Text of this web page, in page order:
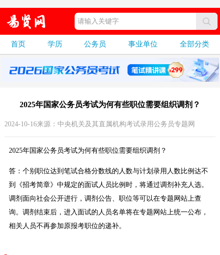
首页 学历 公务员 事业单位 全部分类
2025年国家公务员考试为何有些职位需要组织调剂？
2024-10-16来源：中央机关及其直属机构考试录用公务员专题网
2025年国家公务员考试为何有些职位需要组织调剂？
答：个别职位达到笔试合格分数线的人数与计划录用人数比例达不
到《招考简章》中规定的面试人员比例时，将通过调剂补充人选。
调剂面向社会公开进行，调剂公告、职位等可以在专题网站上查
询。调剂结束后，进入面试的人员名单将在专题网站上统一公布，
相关人员不再参加原报考职位的递补。